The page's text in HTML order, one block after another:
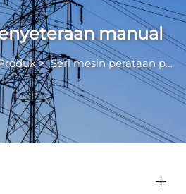
manual
>Seri mesin perataan presisi tinggi